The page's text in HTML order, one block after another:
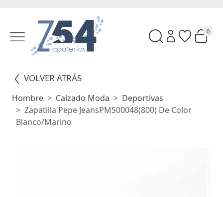
0
VOLVER ATRÁS
Hombre Calzado Moda
Deportivas
Zapatilla Pepe JeansPMS00048(800) De Color
Blanco/marino